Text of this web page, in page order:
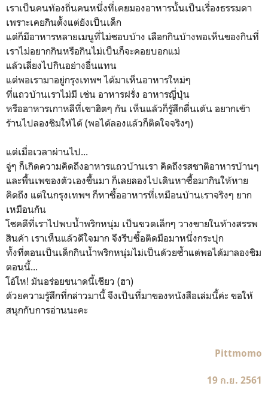
เราเป็นคนท้องถิ่นคนหนึ่งที่เคยมองอาหารนั้นเป็นเรื่องธรรมดา
เพราะเคยกินตั้งแต่ยังเป็นเด็ก
แต่ก็มีอาหารหลายเมนูที่ไม่ชอบบ้าง เลือกกินบ้างพอเห็นของกินที่
เราไม่อยากกินหรือกินไม่เป็นก็จะคอยบอกแม่
แล้วเลี่ยงไปกินอย่างอื่นแทน
แต่พอเรามาอยู่กรุงเทพฯ ได้มาเห็นอาหารใหม่ๆ
ที่แถวบ้านเราไม่มี เช่น อาหารฝรั่ง อาหารญี่ปุ่น
หรืออาหารเกาหลีที่เขาฮิตๆ กัน เห็นแล้วก็รู้สึกตื่นเต้น อยากเข้า
ร้านไปลองชิมให้ได้ (พอได้ลองแล้วก็ติดใจจริงๆ)
แต่เมื่อเวลาผ่านไป...
จู่ๆ ก็เกิดความคิดถึงอาหารแถวบ้านเรา คิดถึงรสชาติอาหารบ้านๆ
และพื้นเพของตัวเองขึ้นมา ก็เลยลองไปเดินหาซื้อมากินให้หาย
คิดถึง แต่ในกรุงเทพฯ ก็หาซื้ออาหารที่เหมือนบ้านเราจริงๆ ยาก
เหมือนกัน
โชคดีที่เราไปพบน้ำพริกหนุ่ม เป็นขวดเล็กๆ วางขายในห้างสรรพ
สินค้า เราเห็นแล้วดีใจมาก จึงรีบซื้อติดมือมาหนึ่งกระปุก
ทั้งที่ตอนเป็นเด็กกินน้ำพริกหนุ่มไม่เป็นด้วยซ้ำแต่พอได้มาลองชิม
ตอนนี้...
โอ้โห! มันอร่อยขนาดนี้เชียว (ฮา)
ด้วยความรู้สึกที่กล่าวมานี้ จึงเป็นที่มาของหนังสือเล่มนี้ค่ะ ขอให้
สนุกกับการอ่านนะคะ
Pittmomo
19 ก.ย. 2561